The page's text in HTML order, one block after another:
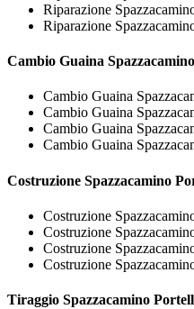
Riparazione
Riparazione
Cambio Guaina
Cambio Guaina
Cambio Guaina
Cambio Guaina
Cambio Guaina
Costruzione Spazzacamino
Costruzione
Costruzione
Costruzione
Costruzione
Tiraggio Spazzacamino